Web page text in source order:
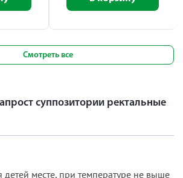
Смотреть все
суппозитории ректальные
детей месте, при температуре не выше